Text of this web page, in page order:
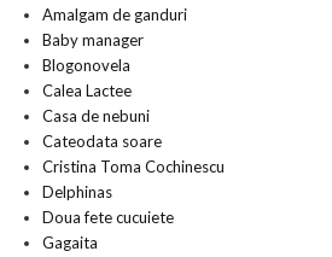
Amalgam de ganduri
Baby manager
Blogonovela
Calea Lactee
Casa de nebuni
Cateodata soare
Cristina Toma Cochinescu
Delphinas
Doua fete cucuiete
Gagaita